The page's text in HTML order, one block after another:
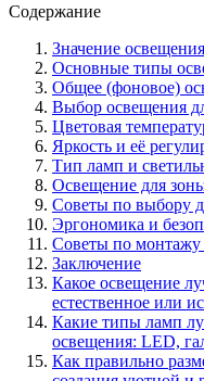
Содержание
Значение
Основные типы
Общее (фоновое)
Выбор освещения
Цветовая
Яркость и её
Тип ламп и
Освещение для
Советы по выбору
Эргономика и
Советы по монтажу
Заключение
Какое освещение
естественное или
Какие типы ламп
освещения: LED,
Как правильно